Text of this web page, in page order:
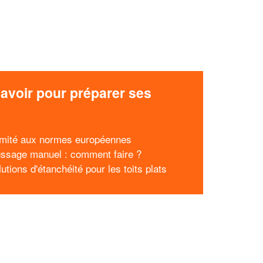
pour préparer ses
aux normes européennes
manuel : comment faire ?
d'étanchéité pour les toits plats